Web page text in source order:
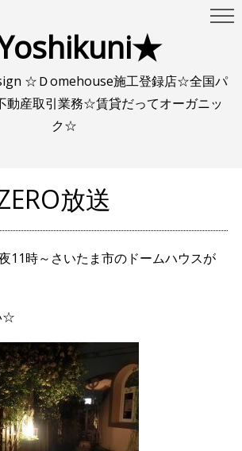
☆Ｄomehouse施工登録店☆全国パ
産取引業務☆賃貸だってオーガニッ
ク☆
放送
11時～さいたま市のドームハウスが
☆